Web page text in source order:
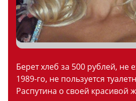
Берет хлеб за 500 рублей, не
1989-го, не пользуется
Распутина о своей красивой